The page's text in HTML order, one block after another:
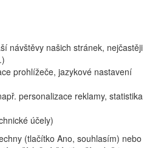
návštěvy našich stránek, nejčastěji
prohlížeče, jazykové nastavení
personalizace reklamy, statistika
účely)
(tlačítko Ano, souhlasím) nebo